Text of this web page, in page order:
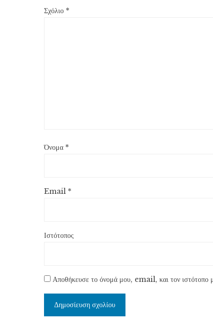
Σχόλιο *
Όνομα *
Email *
Ιστότοπος
Αποθήκευσε το όνομά μου, email, και τον ιστότοπο